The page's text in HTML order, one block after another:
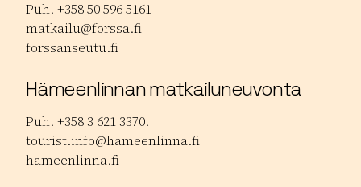
Puh. +358 50 596 5161
matkailu@forssa.fi
forssanseutu.fi
Hämeenlinnan matkailuneuvonta
Puh. +358 3 621 3370.
tourist.info@hameenlinna.fi
hameenlinna.fi